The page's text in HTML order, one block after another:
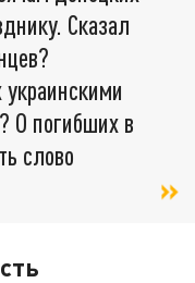
Сказал
О погибших в
слово